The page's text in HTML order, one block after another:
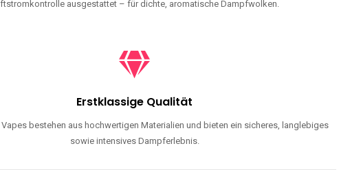
ausgestattet – für dichte, aromatische Dampfwolken.
Erstklassige Qualität
bestehen aus hochwertigen Materialien und bieten ein sicheres, langlebiges
sowie intensives Dampferlebnis.